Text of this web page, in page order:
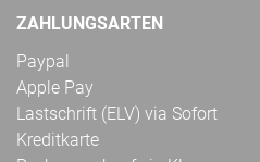
ZAHLUNGSARTEN
Paypal
Apple Pay
Lastschrift (ELV) via Sofort
Kreditkarte